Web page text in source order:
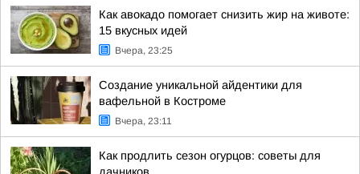
Как авокадо помогает снизить жир на животе:
15 вкусных идей
Вчера, 23:25
Создание уникальной айдентики для
вафельной в Костроме
Вчера, 23:11
Как продлить сезон огурцов: советы для